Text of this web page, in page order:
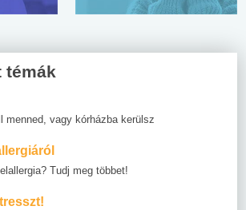
témák
menned, vagy kórházba kerülsz
Tudj meg többet!